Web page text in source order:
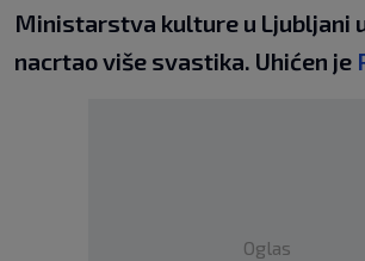
Ministarstva kulture u Ljubljani
nacrtao više svastika. Uhićen je
Oglas